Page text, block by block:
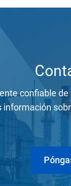
confiable
información